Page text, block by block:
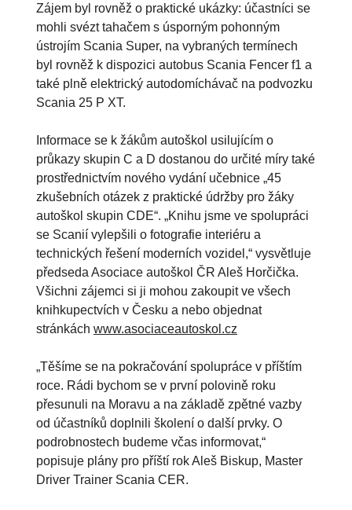
Zájem byl rovněž o praktické ukázky: účastníci se
mohli svézt tahačem s úsporným pohonným
ústrojím Scania Super, na vybraných termínech
byl rovněž k dispozici autobus Scania Fencer f1 a
také plně elektrický autodomíchávač na podvozku
Scania 25 P XT.
Informace se k žákům autoškol usilujícím o
průkazy skupin C a D dostanou do určité míry také
prostřednictvím nového vydání učebnice „45
zkušebních otázek z praktické údržby pro žáky
autoškol skupin CDE“. „Knihu jsme ve spolupráci
se Scanií vylepšili o fotografie interiéru a
technických řešení moderních vozidel,“ vysvětluje
předseda Asociace autoškol ČR Aleš Horčička.
Všichni zájemci si ji mohou zakoupit ve všech
knihkupectvích v Česku a nebo objednat
stránkách www.asociaceautoskol.cz
„Těšíme se na pokračování spolupráce v příštím
roce. Rádi bychom se v první polovině roku
přesunuli na Moravu a na základě zpětné vazby
od účastníků doplnili školení o další prvky. O
podrobnostech budeme včas informovat,“
popisuje plány pro příští rok Aleš Biskup, Master
Driver Trainer Scania CER.